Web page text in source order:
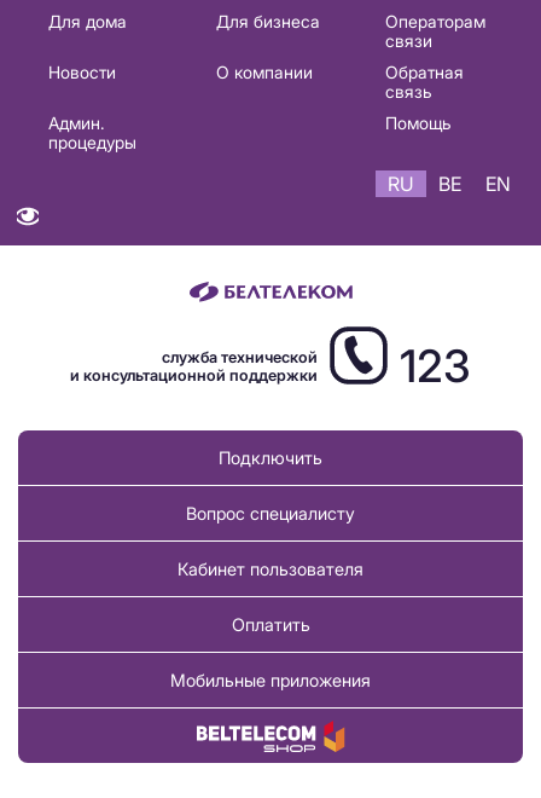
Основная
навигация
Для дома Для бизнеса
Операторам
связи
Новости
О компании
Обратная
связь
Админ.
процедуры
Помощь
RU BE EN
служба технической
и консультационной поддержки
123
Подключить
Вопрос специалисту
Кабинет пользователя
Оплатить
Мобильные приложения
Купить товар